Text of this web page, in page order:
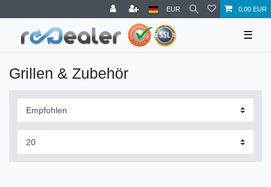
EUR 0,00 EUR
☰
Grillen & Zubehör